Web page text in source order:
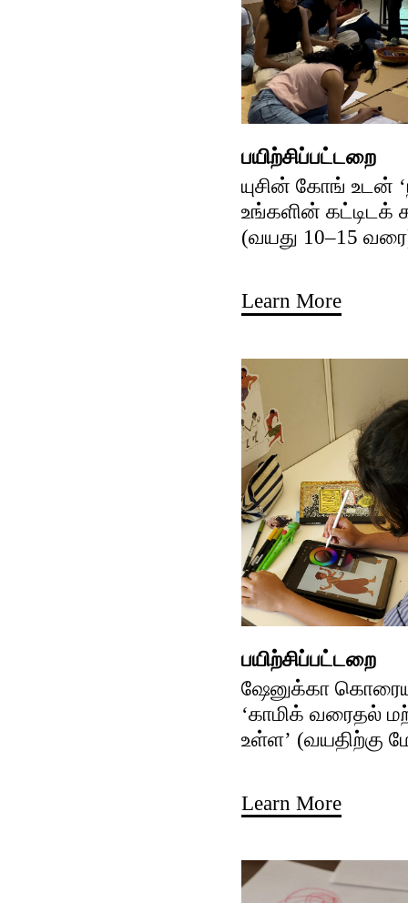
பயிற்சிப்பட்டறை
யுசின் கோங் உடன்
உங்களின் கட்டிடக்
(வயது 10–15
Learn More
பயிற்சிப்பட்டறை
ஷேனுக்கா
‘காமிக் வரைதல்
உள்ள’ (வயதிற்கு
Learn More